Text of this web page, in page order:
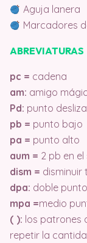
Aguja lanera
Marcadores
ABREVIATURAS
pc = cadena
am: amigo
Pd: punto
pb = punto bajo
pa = punto alto
aum = 2 pb en
dism = disminuir
dpa: doble
mpa =medio
( ): los patrones
repetir la